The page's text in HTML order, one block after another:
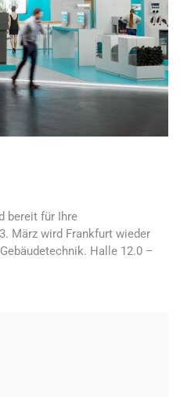
bereit für Ihre
März wird Frankfurt wieder
Halle 12.0 –